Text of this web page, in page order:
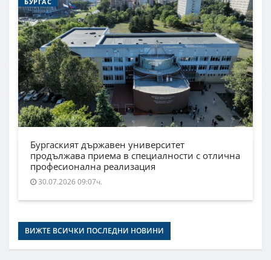
Бургаският държавен университет
продължава приема в специалности с отлична
професионална реализация
30.07.2026 09:07ч.
ВИЖТЕ ВСИЧКИ ПОСЛЕДНИ НОВИНИ